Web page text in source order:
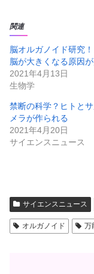
t
t
e
r
で
共
有
新
し
い
ウ
ィ
ン
ド
)
共
有
す
る
に
ッ
ク
し
て
く
だ
さ
ィ
ン
ド
ウ
で
開
関連
脳オルガノイド研究
脳が大きくなる原因が
2021年4月13日
生物学
禁断の科学？ヒトと
メラが作られる
2021年4月20日
サイエンスニュース
サイエンスニュース
オルガノイド 万